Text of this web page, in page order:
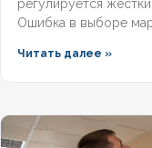
регулируется
Ошибка в выборе
Разберём, какой
раза.
Читать далее »